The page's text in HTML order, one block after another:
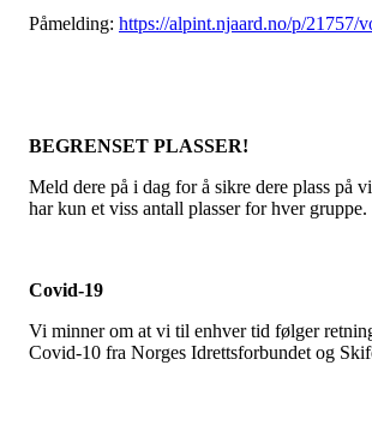
Påmelding: https://alpint.njaard.no/p/21757/
BEGRENSET PLASSER!
Meld dere på i dag for å sikre dere plass på
har kun et viss antall plasser for hver gruppe.
Covid-19
Vi minner om at vi til enhver tid følger
Covid-10 fra Norges Idrettsforbundet og